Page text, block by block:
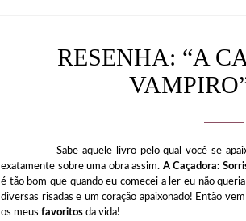
RESENHA: “A
Sabe aquele livro pelo qual você se
exatamente sobre uma obra assim. A Caçadora:
é tão bom que quando eu comecei a ler eu não
diversas risadas e um coração apaixonado! Então
os meus favoritos da vida!